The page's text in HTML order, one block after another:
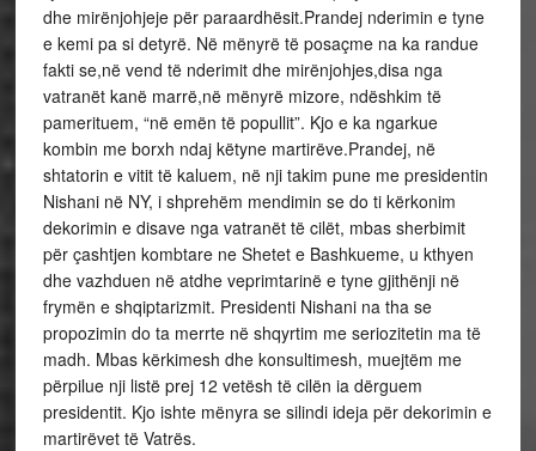
dhe mirënjohjeje për paraardhësit.Prandej nderimin e tyne
e kemi pa si detyrë. Në mënyrë të posaçme na ka randue
fakti se,në vend të nderimit dhe mirënjohjes,disa nga
vatranët kanë marrë,në mënyrë mizore, ndëshkim të
pamerituem, “në emën të popullit”. Kjo e ka ngarkue
kombin me borxh ndaj këtyne martirëve.Prandej, në
shtatorin e vitit të kaluem, në nji takim pune me presidentin
Nishani në NY, i shprehëm mendimin se do ti kërkonim
dekorimin e disave nga vatranët të cilët, mbas sherbimit
për çashtjen kombtare ne Shetet e Bashkueme, u kthyen
dhe vazhduen në atdhe veprimtarinë e tyne gjithënji në
frymën e shqiptarizmit. Presidenti Nishani na tha se
propozimin do ta merrte në shqyrtim me seriozitetin ma të
madh. Mbas kërkimesh dhe konsultimesh, muejtëm me
përpilue nji listë prej 12 vetësh të cilën ia dërguem
presidentit. Kjo ishte mënyra se silindi ideja për dekorimin e
martirëvet të Vatrës.